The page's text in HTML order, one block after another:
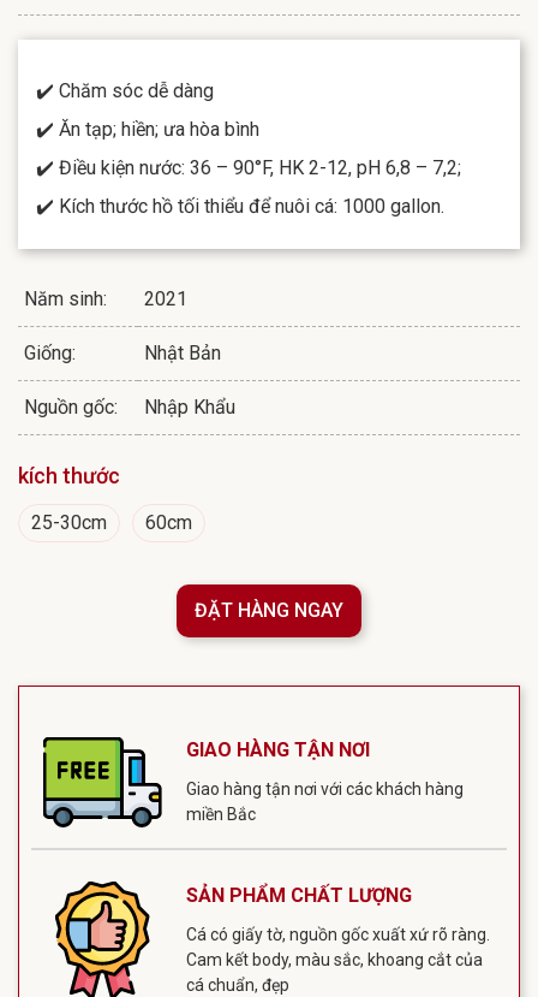
✔️ Chăm sóc dễ dàng
✔️ Ăn tạp; hiền; ưa hòa bình
✔️ Điều kiện nước: 36 – 90°F, HK 2-12, pH 6,8 – 7,2;
✔️ Kích thước hồ tối thiểu để nuôi cá: 1000 gallon.
Năm sinh: 2021
Giống: Nhật Bản
Nguồn gốc: Nhập Khẩu
kích thước
25-30cm 60cm
ĐẶT HÀNG NGAY
GIAO HÀNG TẬN NƠI
Giao hàng tận nơi với các khách hàng
miền Bắc
SẢN PHẨM CHẤT LƯỢNG
Cá có giấy tờ, nguồn gốc xuất xứ rõ ràng.
Cam kết body, màu sắc, khoang cắt của
cá chuẩn, đẹp